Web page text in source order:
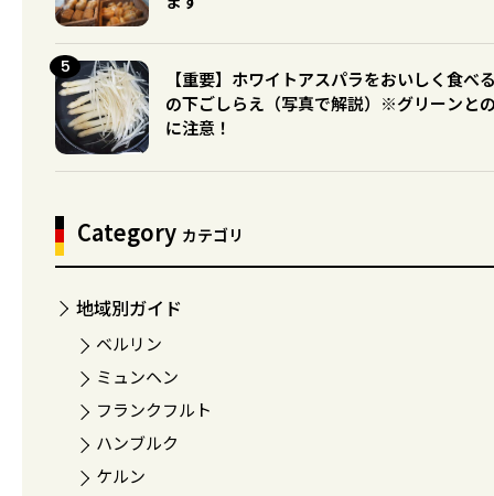
【重要】ホワイトアスパラをおいしく食べ
の下ごしらえ（写真で解説）※グリーンと
に注意！
Category カテゴリ
地域別ガイド
ベルリン
ミュンヘン
フランクフルト
ハンブルク
ケルン